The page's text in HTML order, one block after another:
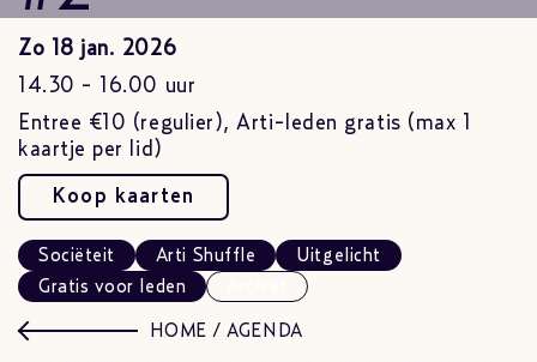
Zo 18 jan. 2026
14.30 - 16.00 uur
Entree €10 (regulier), Arti-leden gratis (max 1
kaartje per lid)
Koop kaarten
Sociëteit Arti Shuffle
Uitgelicht
Gratis voor leden
HOME / AGENDA